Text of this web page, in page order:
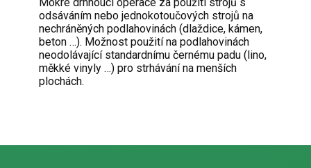
odsáváním nebo jednokotoučových strojů na
nechráněných podlahovinách (dlaždice, kámen,
beton …). Možnost použití na podlahovinách
neodolávající standardnímu černému padu (lino,
měkké vinyly …) pro strhávání na menších
plochách.